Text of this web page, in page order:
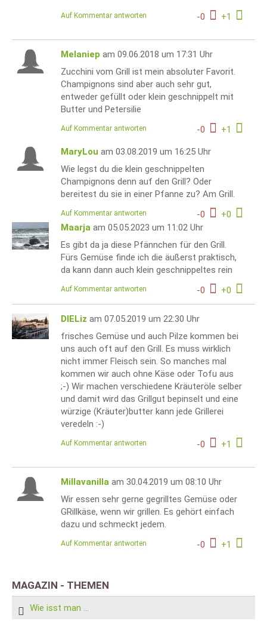
-0 +1
Auf Kommentar antworten
Melaniep am 09.06.2018 um 17:31 Uhr
Zucchini vom Grill ist mein absoluter Favorit.
Champignons sind aber auch sehr gut,
entweder gefüllt oder klein geschnippelt mit
Butter und Petersilie
-0 +1
Auf Kommentar antworten
MaryLou am 03.08.2019 um 16:25 Uhr
Wie legst du die klein geschnippelten
Champignons denn auf den Grill? Oder
bereitest du sie in einer Pfanne zu? Am Grill.
-0 +0
Auf Kommentar antworten
Maarja am 05.05.2023 um 11:02 Uhr
Es gibt da ja diese Pfännchen für den Grill.
Fürs Gemüse finde ich die äußerst praktisch,
da kann dann auch klein geschnippeltes rein
-0 +0
Auf Kommentar antworten
DIELiz am 07.05.2019 um 22:30 Uhr
frisches Gemüse und auch Pilze kommen bei
uns auch oft auf den Grill. Es muss wirklich
nicht immer Fleisch sein. So manches mal
kommen wir auch ohne Käse oder Tofu aus
;-) Wir machen verschiedene Kräuteröle selber
und damit wird das Grillgut bepinselt und eine
würzige (Kräuter)butter kann jede Grillerei
veredeln :-)
-0 +1
Auf Kommentar antworten
Millavanilla am 30.04.2019 um 08:10 Uhr
Wir essen sehr gerne gegrilltes Gemüse oder
GRillkäse, wenn wir grillen. Es gehört einfach
dazu und schmeckt jedem.
-0 +1
Auf Kommentar antworten
MAGAZIN - THEMEN
Wie isst man ...